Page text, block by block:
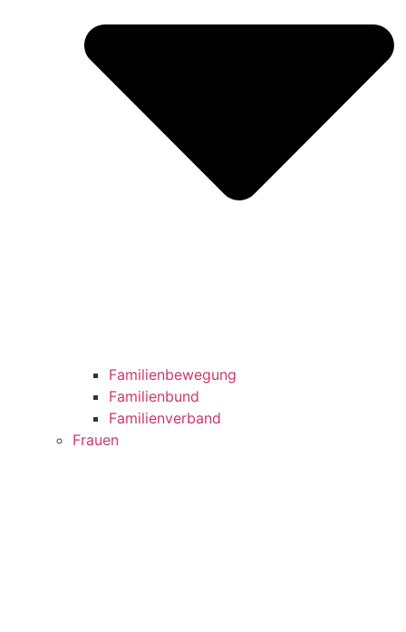
Familienbewegung
Familienbund
Familienverband
Frauen